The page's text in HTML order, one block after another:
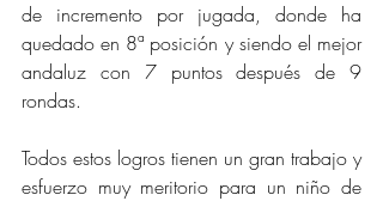
de incremento por jugada, donde ha
quedado en 8ª posición y siendo el mejor
andaluz con 7 puntos después de 9
rondas.
Todos estos logros tienen un gran trabajo y
esfuerzo muy meritorio para un niño de